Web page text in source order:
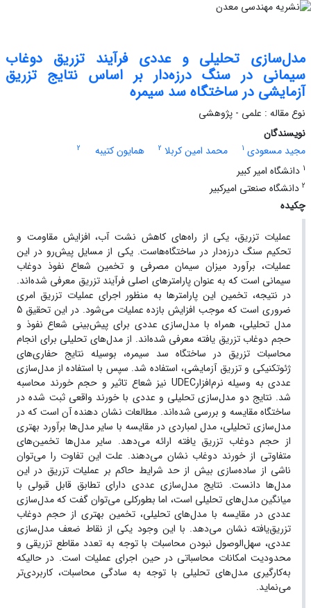
مدل‌سازی تحلیلی و عددی فرآیند تزریق دوغاب
سیمانی در سنگ درزه‌دار بر اساس نتایج تزریق
آزمایشی در ساختگاه سد سیمره
نوع مقاله : علمی - پژوهشی
نویسندگان
مجید مسعودی 1 محمد امین کربلا 2 همایون کتیبه
2
1 دانشگاه امیر کبیر
2 دانشگاه صنعتی امیرکبیر
چکیده
عملیات تزریق، یکی از راه‌های کاهش نشت آب، افزایش مقاومت و
تحکیم سنگ درزه‌دار در ساختگاه‌هاست. یکی از مسایل پیش‌رو در این
عملیات، برآورد میزان سیمان مصرفی و تخمین شعاع نفوذ دوغاب
سیمانی است که به عنوان پارامترهای اصلی فرآیند تزریق معرفی شده‌اند.
در نتیجه، تخمین این پارامترها به منظور اجرای عملیات تزریق امری
ضروری است که موجب افزایش بازده عملیات می‌شود. در این تحقیق 5
مدل تحلیلی، همراه با مدل‌سازی عددی برای پیش‌بینی شعاع نفوذ و
حجم دوغاب تزریق‌ یافته معرفی شده‌اند. از مدل‌های تحلیلی برای انجام
محاسبات تزریق در ساختگاه سد سیمره، بوسیله‌ نتایج حفاری‌های
ژئوتکنیکی و تزریق آزمایشی، استفاده شد. سپس با استفاده از مدل‌سازی
عددی به وسیله‌ نرم‌افزارUDEC نیز شعاع تاثیر و حجم خورند محاسبه
شد. نتایج دو مدل‌سازی تحلیلی و عددی با خورند واقعی ثبت شده در
ساختگاه مقایسه و بررسی شده‌اند. مطالعات نشان دهنده‌ آن است که در
مدل‌سازی تحلیلی، مدل لمباردی در مقایسه با سایر مدل‌ها برآورد بهتری
از حجم دوغاب تزریق یافته ارائه می‌دهد. سایر مدل‌ها تخمین‌های
متفاوتی از خورند دوغاب نشان می‌دهند. علت این تفاوت را می‌توان
ناشی از ساده‌سازی بیش از حد شرایط حاکم بر عملیات تزریق در این
مدل‌ها دانست. نتایج مدل‌سازی عددی دارای تطابق قابل قبولی با
میانگین ‌مدل‌های تحلیلی است، اما بطورکلی می‌توان گفت که مدل‌سازی
عددی در مقایسه با مدل‌های تحلیلی، تخمین بهتری از حجم دوغاب
تزریق‌یافته نشان می‌دهد. با این وجود یکی از نقاط ضعف مدل‌سازی
عددی، سهل‌الوصول نبودن محاسبات با توجه به تعدد مقاطع تزریقی و
محدودیت امکانات محاسباتی در حین اجرای عملیات است. در حالیکه
به‌کارگیری مدل‌های تحلیلی با توجه به سادگی محاسبات، کاربردی‌تر
می‌نماید.